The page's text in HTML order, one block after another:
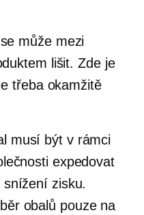
může mezi
lišit. Zde je
třeba okamžitě
musí být v rámci
expedovat
zisku.
obalů pouze na